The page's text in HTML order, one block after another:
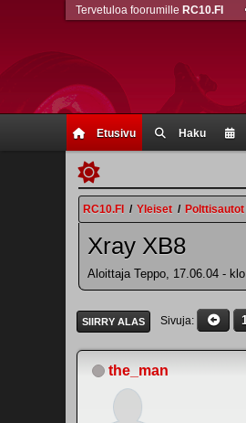
Etusivu Haku
Tervetuloa foorumille RC10.FI
RC10.FI / Yleiset / Polttisautot
Xray XB8
Aloittaja Teppo, 17.06.04 -
SIIRRY ALAS Sivuja
the_man